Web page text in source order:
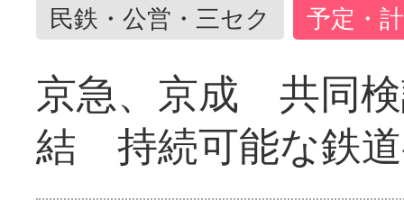
民鉄・公営・三セク 予定・
京急、京成 共同
結 持続可能な鉄